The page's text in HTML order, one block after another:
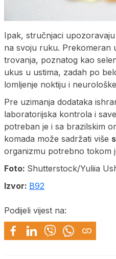
Ipak, stručnjaci
na svoju ruku. Prekomeran
trovanja, poznatog kao
ukus u ustima, zadah po
lomljenje noktiju i
Pre uzimanja dodataka
laboratorijska kontrola i
potreban je i sa brazilskim
komada može sadržati više
organizmu potrebno tokom
Foto: Shutterstock/Yuliia
Izvor: B92
Podijeli vijest na: